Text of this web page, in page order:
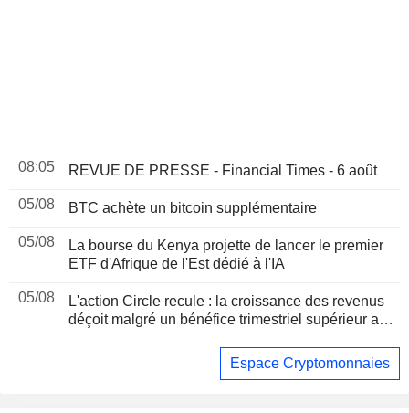
08:05 REVUE DE PRESSE - Financial Times - 6 août
05/08 BTC achète un bitcoin supplémentaire
05/08
La bourse du Kenya projette de lancer le premier
ETF d'Afrique de l'Est dédié à l'IA
05/08
L'action Circle recule : la croissance des revenus
déçoit malgré un bénéfice trimestriel supérieur aux
Espace Cryptomonnaies